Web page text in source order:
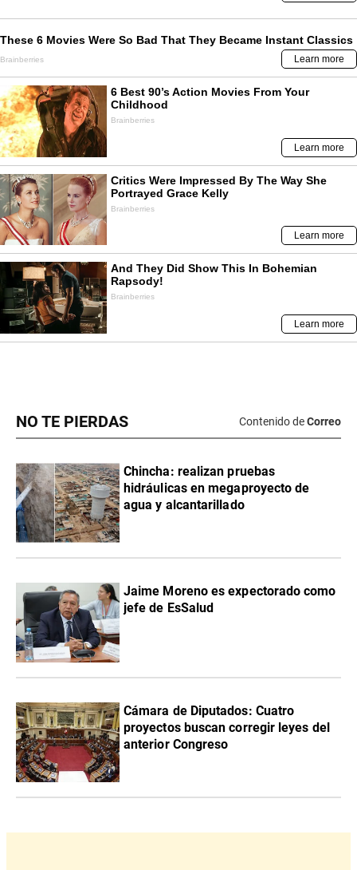
NO TE PIERDAS Contenido deCorreo
Chincha: realizan pruebas
hidráulicas en megaproyecto de
agua y alcantarillado
Jaime Moreno es expectorado como
jefe de EsSalud
Cámara de Diputados: Cuatro
proyectos buscan corregir leyes del
anterior Congreso